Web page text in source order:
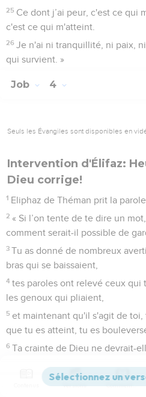
25 Ce dont j’ai peur, c'est ce qui
c'est ce qui m'atteint.
26 Je n'ai ni tranquillité, ni paix,
qui survient. »
Job 4
Seuls les Évangiles sont disponibles en
Intervention d'Élifaz:
Dieu corrige!
1 Eliphaz de Théman prit la
2 « Si l’on tente de te dire un
comment serait-il possible de
3 Tu as donné de nombreux
bras qui se baissaient,
4 tes paroles ont relevé ceux qui
les genoux qui pliaient,
5 et maintenant qu'il s'agit de
que tu es atteint, tu es
6 Ta crainte de Dieu ne devrait-
» Cherche donc dans ton
Versions Commentaires